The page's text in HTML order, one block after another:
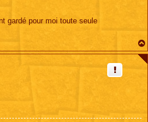
gardé pour moi toute seule